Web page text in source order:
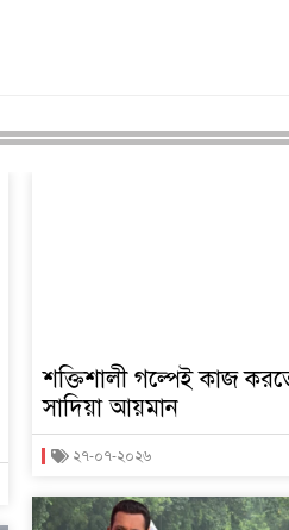
শক্তিশালী গল্পেই কাজ
সাদিয়া আয়মান
২৭-০৭-২০২৬